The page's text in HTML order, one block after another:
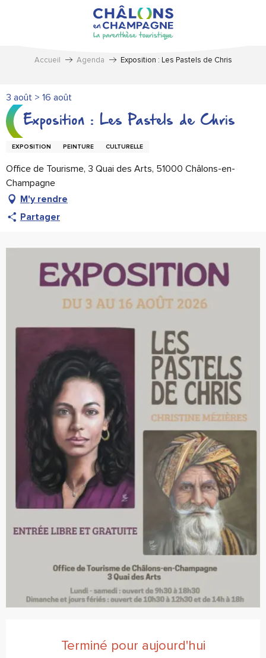
Accueil Agenda Exposition : Les Pastels de Chris
3 août > 16 août
Exposition : Les Pastels de Chris
EXPOSITION PEINTURE CULTURELLE
Office de Tourisme, 3 Quai des Arts, 51000 Châlons-en-
Champagne
M'y rendre
Partager
Terminé pour aujourd'hui